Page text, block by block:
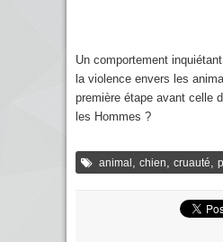
Un comportement
la violence envers les
première étape avant celle
les Hommes ?
animal , chien, cruauté,